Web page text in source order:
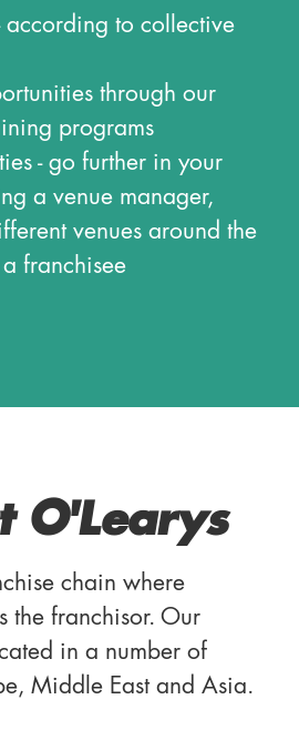
according to collective
through our
programs
- go further in your
a venue manager,
venues around the
franchisee
O'Learys
chain where
the franchisor. Our
in a number of
Middle East and Asia.